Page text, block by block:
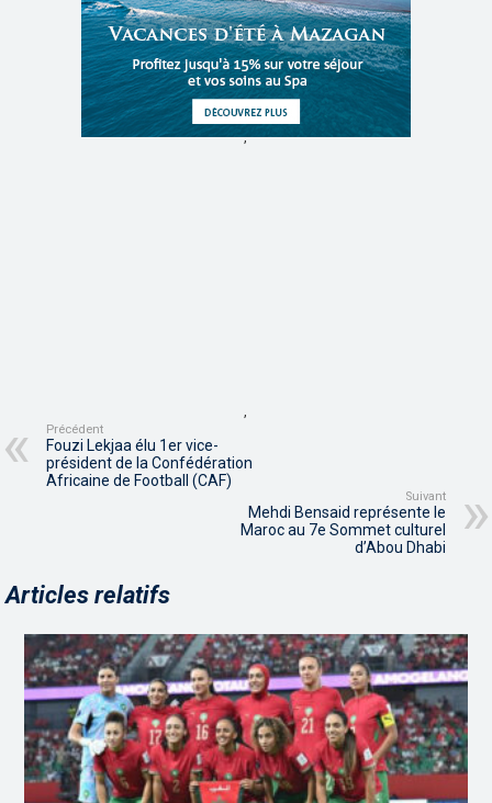
,
,
Précédent
Fouzi Lekjaa élu 1er vice-
président de la Confédération
Africaine de Football (CAF)
Suivant
Mehdi Bensaid représente le
Maroc au 7e Sommet culturel
d’Abou Dhabi
Articles relatifs